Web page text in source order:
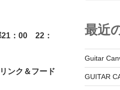
21 ： 00 22 ：
ンク＆フード
最近
Guitar
GUITAR